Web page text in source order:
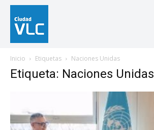
Inicio Etiquetas Naciones Unidas
Etiqueta: Naciones Unidas